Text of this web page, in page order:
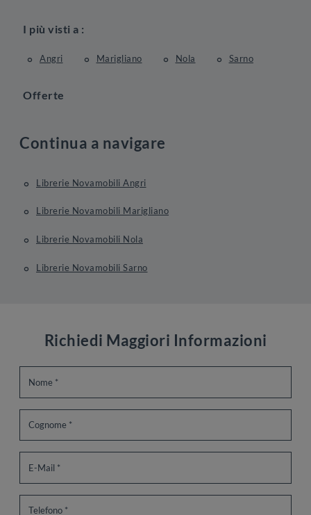
I più visti a :
Angri Marigliano Nola Sarno
Offerte
Continua a navigare
Librerie Novamobili Angri
Librerie Novamobili Marigliano
Librerie Novamobili Nola
Librerie Novamobili Sarno
Richiedi Maggiori Informazioni